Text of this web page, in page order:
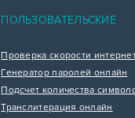
ПОЛЬЗОВАТЕЛЬСКИЕ
Проверка скорости
Генератор паролей онлайн
Подсчет количества
Транслитерация онлайн